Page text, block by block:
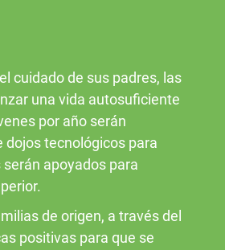
cuidado de sus padres, las
una vida autosuficiente
por año serán
dojos tecnológicos para
apoyados para
de origen, a través del
positivas para que se